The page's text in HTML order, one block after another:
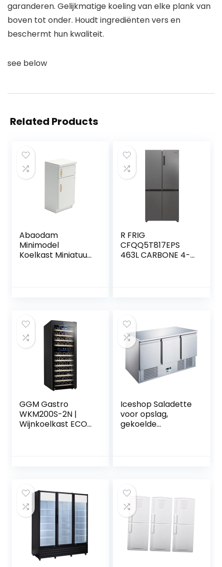
garanderen. Gelijkmatige koeling van elke plank van
boven tot onder. Houdt ingrediënten vers en
beschermt hun kwaliteit.
see below
Related Products
Abaodam
Minimodel
Koelkast Miniatuur
Meubelmodel
Speelgoed Kamer
Kind Poppenhuis
Berken Multiplex
R FRIG
CFQQ5T817EPS
463L CARBONE 4-
GGM Gastro
WKM200S-2N |
Wijnkoelkast ECO
Iceshop Saladette
voor opslag,
gekoelde